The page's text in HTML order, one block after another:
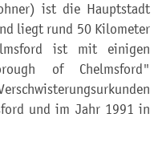
ist die Hauptstadt
liegt rund 50 Kilometer
ist mit einigen
of Chelmsford"
und im Jahr 1991 in